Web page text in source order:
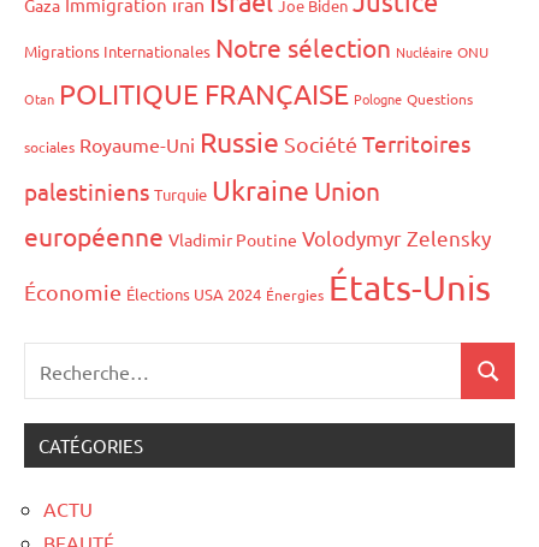
Gaza Immigration Joe Biden
Migrations Internationales Notre sélection Nucléaire ONU
Otan POLITIQUE FRANÇAISE Pologne Questions
sociales Royaume-Uni Russie Société Territoires
palestiniens Turquie Ukraine Union
européenne Vladimir Poutine Volodymyr Zelensky
Économie Élections USA 2024 Énergies États-Unis
CATÉGORIES
ACTU